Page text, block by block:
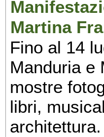
Martina
Fino al 14
Manduria e
mostre
libri,
architettura.